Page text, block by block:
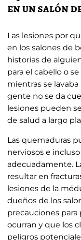
en un salón
Las lesiones por
en los salones de
historias de
para el cabello o
mientras se
gente no se da
lesiones pueden
de salud a largo
Las quemaduras
nerviosos e
adecuadamente.
resultar en
lesiones de la
dueños de los
precauciones
ocurran y que los
peligros